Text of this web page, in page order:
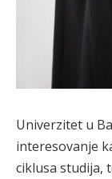
Univerzitet u
interesovanje
ciklusa studija,